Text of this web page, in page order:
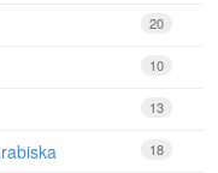
20
10
13
18